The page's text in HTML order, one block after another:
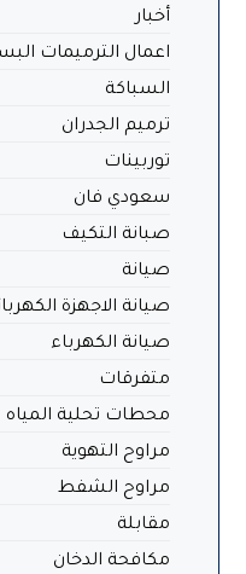
أخبار
اعمال الترميمات
السباكة
ترميم الجدران
توربينات
سعودي فان
صبانة التكيف
صيانة
صيانة الاجهزة
صيانة الكهرباء
متفرقات
محطات تحلية المياه
مراوح التهوية
مراوح الشفط
مقابلة
مكافحة الدخان